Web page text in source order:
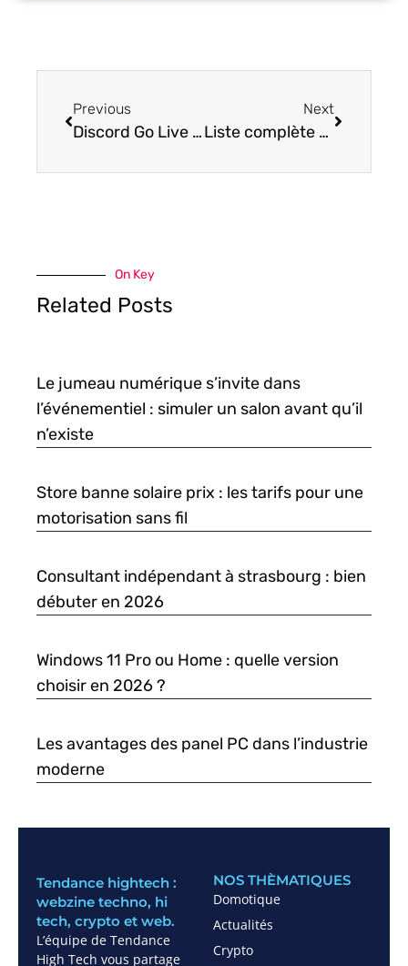
Previous
Discord Go Live ne s’affiche pas : 3 façons de réparer
Next
Liste complète des add-ons Kodi et des dépôts d’add-ons fonctionnels
On Key
Related Posts
Le jumeau numérique s’invite dans
l’événementiel : simuler un salon avant qu’il
n’existe
Store banne solaire prix : les tarifs pour une
motorisation sans fil
Consultant indépendant à strasbourg : bien
débuter en 2026
Windows 11 Pro ou Home : quelle version
choisir en 2026 ?
Les avantages des panel PC dans l’industrie
moderne
Tendance hightech :
webzine techno, hi
tech, crypto et web.
L’équipe de Tendance
High Tech vous partage
NOS THÈMATIQUES
Domotique
Actualités
Crypto